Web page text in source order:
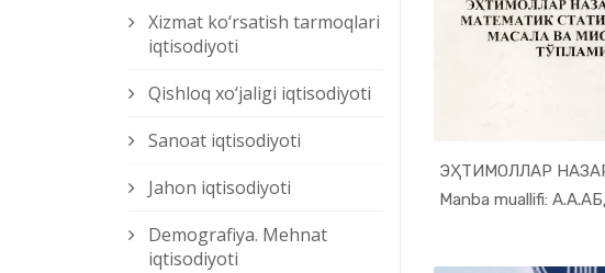
Xizmat kо‘rsatish tarmoqlari
iqtisodiyoti
Qishloq xо‘jaligi iqtisodiyoti
Sanoat iqtisodiyoti
Jahon iqtisodiyoti
Demografiya. Mehnat
iqtisodiyoti